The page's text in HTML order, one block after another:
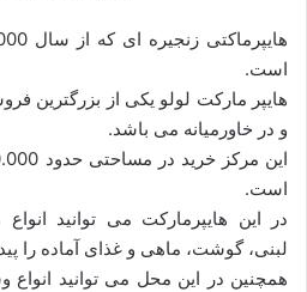
است.
هایپر مارکت لولو یکی از بزرگترین
و در خاورمیانه می باشد.
است.
در این هایپرمارکت می توانید
لبنی، گوشت، ماهی و غذای آماده را
همچنین در این محل می توانید انواع